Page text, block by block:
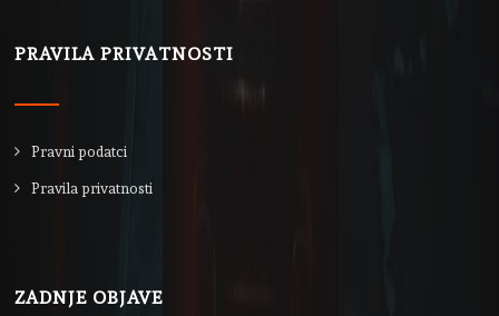
PRAVILA PRIVATNOSTI
Pravni podatci
Pravila privatnosti
ZADNJE OBJAVE